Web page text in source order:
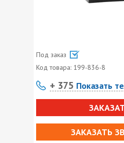
Под заказ
Код товара: 199-836-8
+ 375 Показать
ЗАКАЗАТЬ